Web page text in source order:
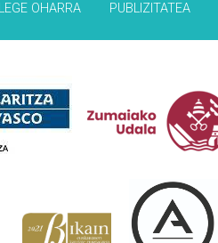
LEGE OHARRA PUBLIZITATEA